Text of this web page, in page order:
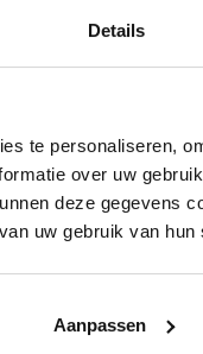
Details
te personaliseren,
over uw
deze gegevens
uw gebruik van hun
Aanpassen
bank